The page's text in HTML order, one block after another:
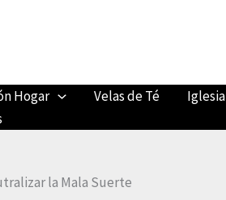
Hogar Velas de Té Iglesia
la Mala Suerte